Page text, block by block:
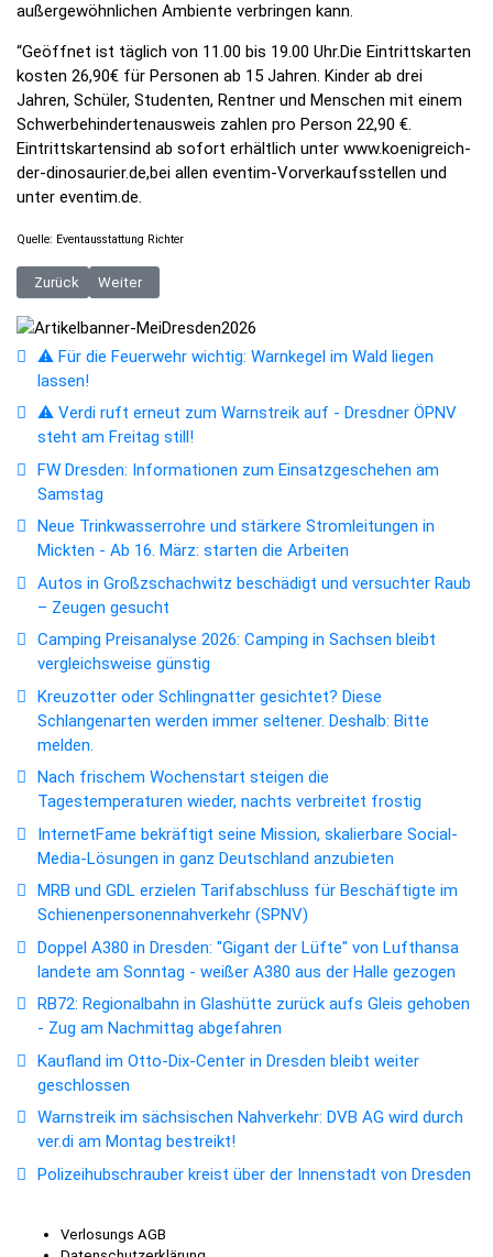
außergewöhnlichen Ambiente verbringen kann.
“Geöffnet ist täglich von 11.00 bis 19.00 Uhr.Die Eintrittskarten
kosten 26,90€ für Personen ab 15 Jahren. Kinder ab drei
Jahren, Schüler, Studenten, Rentner und Menschen mit einem
Schwerbehindertenausweis zahlen pro Person 22,90 €.
Eintrittskartensind ab sofort erhältlich unter www.koenigreich-
der-dinosaurier.de,bei allen eventim-Vorverkaufsstellen und
unter eventim.de.
Quelle: Eventausstattung Richter
Vorheriger Beitrag: Campuslinie: Erste Verkehrseinschränkungen ab
Zurück Nächster Beitrag: Altstadt: Klangvolle Eröffnung des
Weiter
⚠️ Für die Feuerwehr wichtig: Warnkegel im Wald liegen
lassen!
⚠️ Verdi ruft erneut zum Warnstreik auf - Dresdner ÖPNV
steht am Freitag still!
FW Dresden: Informationen zum Einsatzgeschehen am
Samstag
Neue Trinkwasserrohre und stärkere Stromleitungen in
Mickten - Ab 16. März: starten die Arbeiten
Autos in Großzschachwitz beschädigt und versuchter Raub
– Zeugen gesucht
Camping Preisanalyse 2026: Camping in Sachsen bleibt
vergleichsweise günstig
Kreuzotter oder Schlingnatter gesichtet? Diese
Schlangenarten werden immer seltener. Deshalb: Bitte
melden.
Nach frischem Wochenstart steigen die
Tagestemperaturen wieder, nachts verbreitet frostig
InternetFame bekräftigt seine Mission, skalierbare Social-
Media-Lösungen in ganz Deutschland anzubieten
MRB und GDL erzielen Tarifabschluss für Beschäftigte im
Schienenpersonennahverkehr (SPNV)
Doppel A380 in Dresden: "Gigant der Lüfte" von Lufthansa
landete am Sonntag - weißer A380 aus der Halle gezogen
RB72: Regionalbahn in Glashütte zurück aufs Gleis gehoben
- Zug am Nachmittag abgefahren
Kaufland im Otto-Dix-Center in Dresden bleibt weiter
geschlossen
Warnstreik im sächsischen Nahverkehr: DVB AG wird durch
ver.di am Montag bestreikt!
Polizeihubschrauber kreist über der Innenstadt von Dresden
Verlosungs AGB